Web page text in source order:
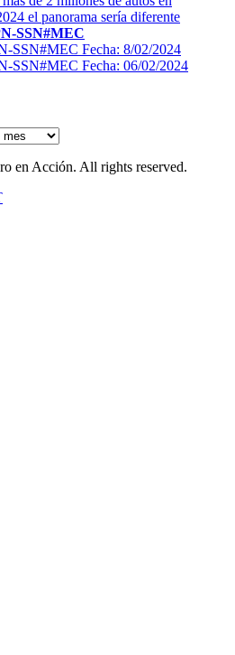
el panorama sería diferente
SSN#MEC
SSN#MEC Fecha: 8/02/2024
SSN#MEC Fecha: 06/02/2024
en Acción. All rights reserved.